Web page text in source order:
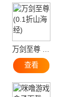
万剑至尊 (0.1折山海经)
查看